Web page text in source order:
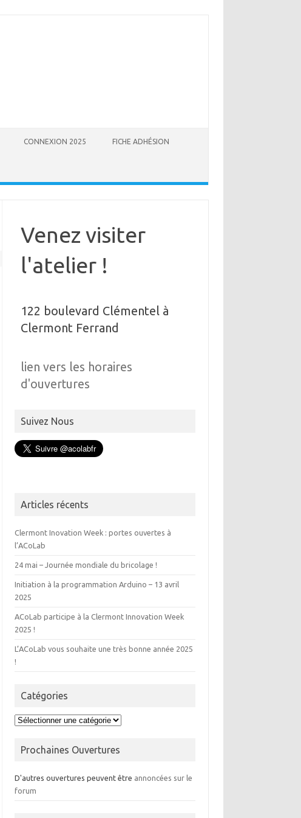
CONNEXION 2025 FICHE ADHÉSION
Venez visiter
l'atelier !
122 boulevard Clémentel à
Clermont Ferrand
lien vers les horaires
d'ouvertures
Suivez Nous
Articles récents
Clermont Inovation Week : portes ouvertes à
l’ACoLab
24 mai – Journée mondiale du bricolage !
Initiation à la programmation Arduino – 13 avril
2025
ACoLab participe à la Clermont Innovation Week
2025 !
L’ACoLab vous souhaite une très bonne année 2025
!
Catégories
Catégories
Prochaines Ouvertures
D'autres ouvertures peuvent être annoncées sur le
forum